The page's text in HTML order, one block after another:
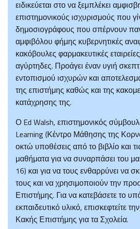
ειδικεύεται στο να ξεμπλέκει
επιστημονικούς ισχυρισμούς που
δημοσιογράφους που σπέρνουν
αμφιβόλου φήμης κυβερνητικές
κακόβουλες φαρμακευτικές
αγύρτηδες. Προάγει έναν υγιή
εντοπισμού ισχυρών και
της επιστήμης καθώς και της
κατάχρησης της.
Ο Ed Walsh, επιστημονικός
Learning (Κέντρο Μάθησης της
οκτώ υποθέσεις από το βιβλίο και
μαθήματα για να συναρπάσει του
16) και για να τους ενθαρρύνει να
τους και να χρησιμοποιούν την
Επιστήμης. Για να κατεβάσετε το
εκπαιδευτικό υλικό, επισκεφτείτε
Κακής Επιστήμης για τα Σχολεία.